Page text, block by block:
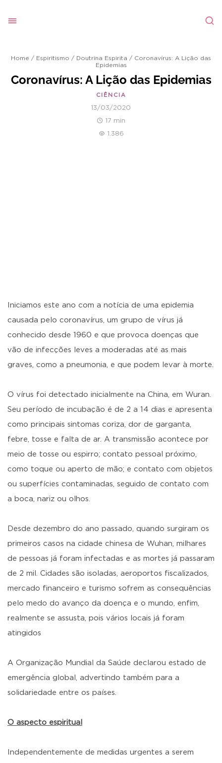
Home / Espiritismo / Doutrina Espirita / Coronavírus: A Lição das
Epidemias
Coronavírus: A Lição das Epidemias
CIÊNCIA
13/03/2020
17 min
1.386
Iniciamos este ano com a notícia de uma epidemia
causada pelo coronavírus, um grupo de vírus já
conhecido desde 1960 e que provoca doenças que
vão de infecções leves a moderadas até as mais
graves, como a pneumonia, e que podem levar à morte.
O vírus foi detectado inicialmente na China, em Wuran.
Seu período de incubação é de 2 a 14 dias e apresenta
como principais sintomas coriza, dor de garganta,
febre, tosse e falta de ar. A transmissão acontece por
meio de tosse ou espirro; contato pessoal próximo,
como toque ou aperto de mão; e contato com objetos
ou superfícies contaminadas, seguido de contato com
a boca, nariz ou olhos.
Desde dezembro do ano passado, quando surgiram os
primeiros casos na cidade chinesa de Wuhan, milhares
de pessoas já foram infectadas e as mortes já passaram
de 2 mil. Cidades são isoladas, aeroportos fiscalizados,
mercado financeiro e turismo sofrem as consequências
pelo medo do avanço da doença e o mundo, enfim,
realmente se assusta, pois vários locais já foram
atingidos
A Organização Mundial da Saúde declarou estado de
emergência global, advertindo também para a
solidariedade entre os países.
O aspecto espiritual
Independentemente de medidas urgentes a serem